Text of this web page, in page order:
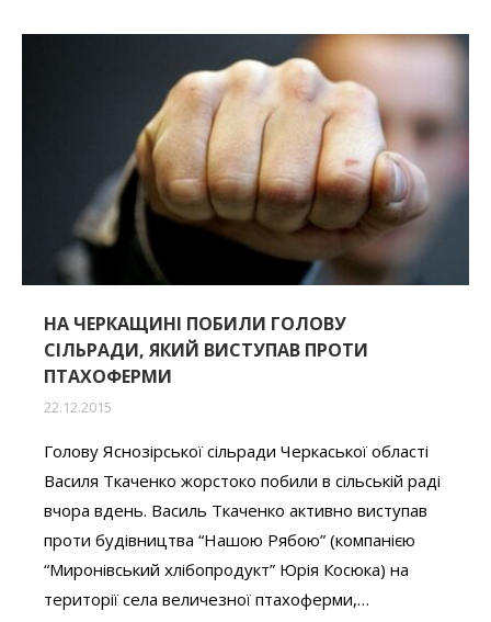
НА ЧЕРКАЩИНІ ПОБИЛИ ГОЛОВУ
СІЛЬРАДИ, ЯКИЙ ВИСТУПАВ ПРОТИ
ПТАХОФЕРМИ
22.12.2015
Голову Яснозірської сільради Черкаської області
Василя Ткаченко жорстоко побили в сільській раді
вчора вдень. Василь Ткаченко активно виступав
проти будівництва “Нашою Рябою” (компанією
“Миронівський хлібопродукт” Юрія Косюка) на
території села величезної птахоферми,…